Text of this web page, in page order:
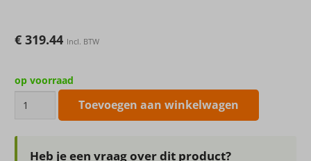
€ 319.44 Incl. BTW
op voorraad
shiny
grey
Toevoegen aan winkelwagen
Heb je een vraag over dit product?